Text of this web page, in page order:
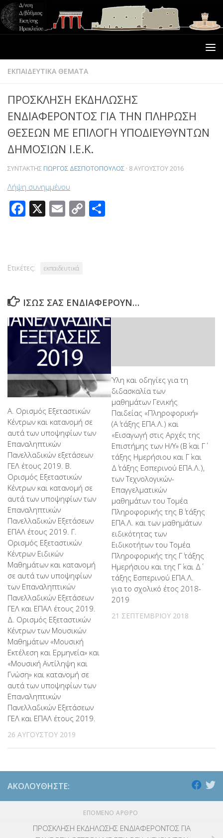
ΕΚΠΑΙΔΕΥΤΙΚΑ ΘΕΜΑΤΑ
ΠΡΟΣΚΛΗΣΗ ΕΚΔΗΛΩΣΗΣ
ΕΝΔΙΑΦΕΡΟΝΤΟΣ ΓΙΑ ΤΗΝ ΠΛΗΡΩΣΗ
ΘΕΣΕΩΝ ΜΕ ΕΠΙΛΟΓΗ ΥΠΟΔΙΕΥΘΥΝΤΩΝ
ΔΗΜΟΣΙΩΝ Ι.Ε.Κ.
ΣΥΝΤΆΚΤΗΣ ΓΙΏΡΓΟΣ ΔΕΣΠΟΤΌΠΟΥΛΟΣ · 8 ΑΥΓΟΎΣΤΟΥ 2016
Λήψη συνημμένου
Facebook
X Email
Copy
Ετικέτες: εκπαιδευτικά
ΊΣΩΣ ΣΑΣ ΕΝΔΙΑΦΈΡΟΥΝ…
Α. Ορισμός Εξεταστικών
Κέντρων και κατανομή σε
αυτά των υποψηφίων των
Επαναληπτικών
Πανελλαδικών εξετάσεων
ΓΕΛ έτους 2019. Β.
Ορισμός Εξεταστικών
Κέντρων και κατανομή σε
αυτά των υποψηφίων των
Επαναληπτικών
Πανελλαδικών Εξετάσεων
ΕΠΑΛ έτους 2019. Γ.
Ορισμός Εξεταστικών
Κέντρων Ειδικών
Μαθημάτων και κατανομή
σε αυτά των υποψηφίων
των Επαναληπτικών
Πανελλαδικών Εξετάσεων
ΓΕΛ και ΕΠΑΛ έτους 2019.
Δ. Ορισμός Εξεταστικών
Κέντρων των Μουσικών
Μαθημάτων «Μουσική
Εκτέλεση και Ερμηνεία» και
«Μουσική Αντίληψη και
Γνώση» και κατανομή σε
αυτά των υποψηφίων των
Επαναληπτικών
Πανελλαδικών Εξετάσεων
ΓΕΛ και ΕΠΑΛ έτους 2019.
26 ΑΥΓΟΎΣΤΟΥ 2019
Ύλη και οδηγίες για τη
διδασκαλία των
μαθημάτων Γενικής
Παιδείας «Πληροφορική»
(Α΄ τάξης ΕΠΑ.Λ.) και
«Εισαγωγή στις Αρχές της
Επιστήμης των Η/Υ» (Β΄ και Γ΄
τάξης Ημερήσιου και Γ΄ και
Δ΄ τάξης Εσπερινού ΕΠΑ.Λ.),
των Τεχνολογικών-
Επαγγελματικών
μαθημάτων του Τομέα
Πληροφορικής της Β΄ τάξης
ΕΠΑ.Λ. και των μαθημάτων
ειδικότητας των
Ειδικοτήτων του Τομέα
Πληροφορικής της Γ΄ τάξης
Ημερήσιου και της Γ΄ και Δ΄
τάξης Εσπερινού ΕΠΑ.Λ.
για το σχολικό έτος 2018-
2019
21 ΣΕΠΤΕΜΒΡΊΟΥ 2018
ΑΚΟΛΟΥΘΉΣΤΕ:
ΕΠΌΜΕΝΟ ΆΡΘΡΟ
ΠΡΟΣΚΛΗΣΗ ΕΚΔΗΛΩΣΗΣ ΕΝΔΙΑΦΕΡΟΝΤΟΣ ΓΙΑ